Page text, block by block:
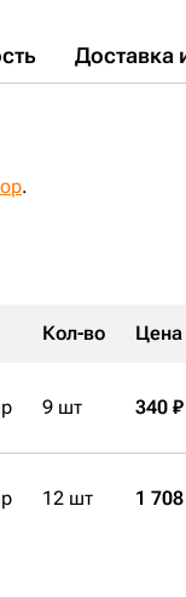
Доставка
.
Кол-во Цена
9 шт 340 ₽
12 шт 1